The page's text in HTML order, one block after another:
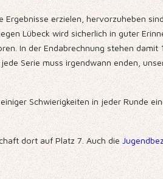
erzielen, hervorzuheben
Lübeck wird sicherlich in guter
In der Endabrechnung stehen
Serie muss irgendwann enden,
Schwierigkeiten in jeder Runde
dort auf Platz 7. Auch die